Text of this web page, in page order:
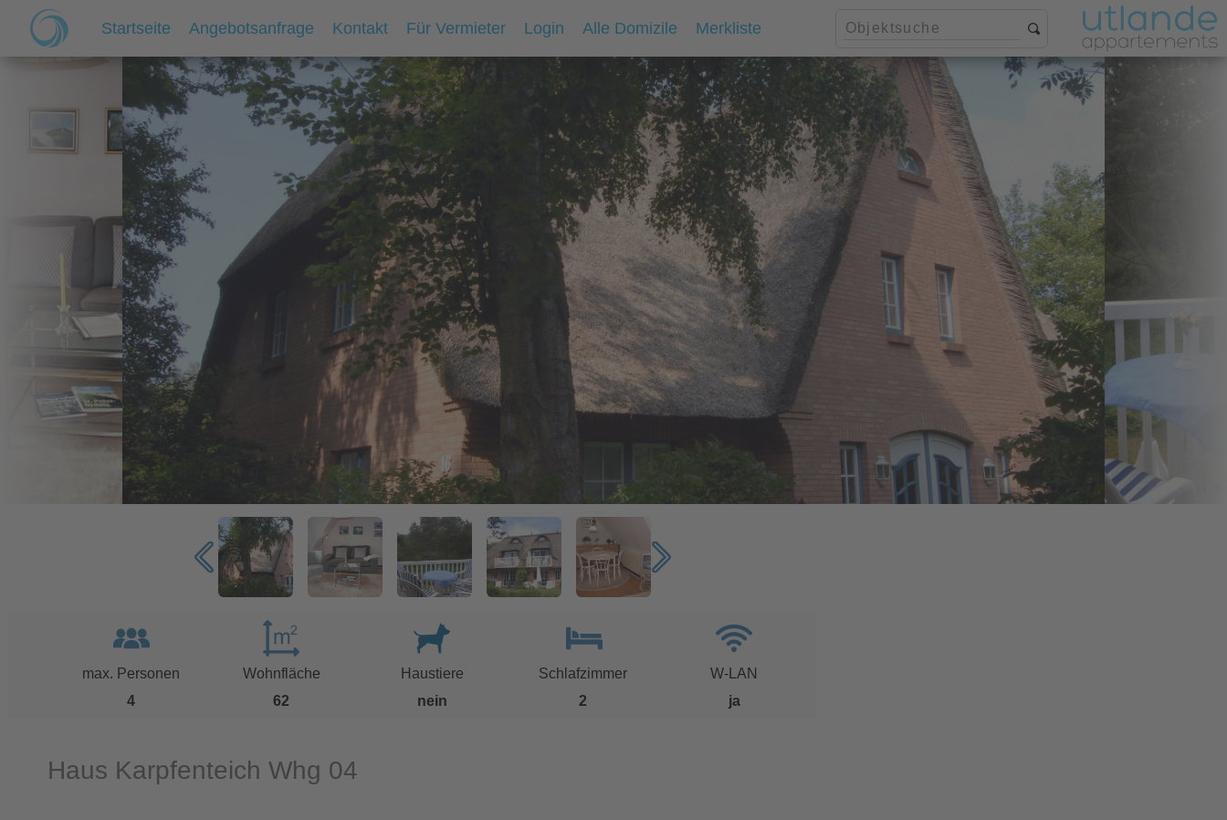
Startseite Angebotsanfrage Kontakt Für Vermieter Login Alle Domizile Merkliste
max. Personen
4
Wohnfläche
62
Haustiere
nein
Schlafzimmer
2
W-LAN
ja
Haus Karpfenteich Whg 04